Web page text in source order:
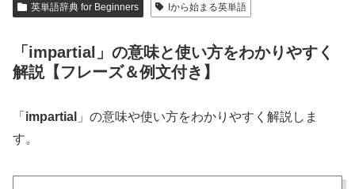
英単語辞典 for Beginners Iから始まる英単語
「impartial」の意味と使い方をわかりやすく
解説【フレーズ＆例文付き】
「 impartial 」の意味や使い方をわかりやすく解説しま
す。